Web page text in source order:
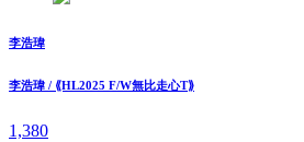
李浩瑋
李浩瑋 / ⟪HL2025 F/W無比走⼼T⟫
1,380